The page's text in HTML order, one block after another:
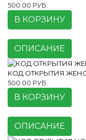
500.00 РУБ.
В КОРЗИНУ
ОПИСАНИЕ
КОД ОТКРЫТИЯ
500.00 РУБ.
В КОРЗИНУ
ОПИСАНИЕ